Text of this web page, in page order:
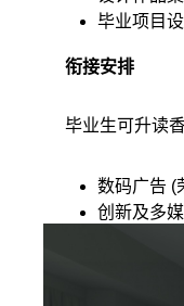
毕业项目
衔接安排
毕业生可升读
数码广告 (
创新及多